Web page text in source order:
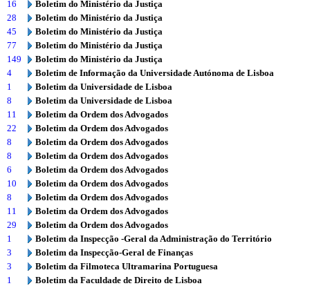
16
Boletim do Ministério da Justiça
28
Boletim do Ministério da Justiça
45
Boletim do Ministério da Justiça
77
Boletim do Ministério da Justiça
149
Boletim do Ministério da Justiça
4
Boletim de Informação da Universidade Autónoma de Lisboa
1
Boletim da Universidade de Lisboa
8
Boletim da Universidade de Lisboa
11
Boletim da Ordem dos Advogados
22
Boletim da Ordem dos Advogados
8
Boletim da Ordem dos Advogados
8
Boletim da Ordem dos Advogados
6
Boletim da Ordem dos Advogados
10
Boletim da Ordem dos Advogados
8
Boletim da Ordem dos Advogados
11
Boletim da Ordem dos Advogados
29
Boletim da Ordem dos Advogados
1
Boletim da Inspecção -Geral da Administração do Território
3
Boletim da Inspecção-Geral de Finanças
3
Boletim da Filmoteca Ultramarina Portuguesa
1
Boletim da Faculdade de Direito de Lisboa